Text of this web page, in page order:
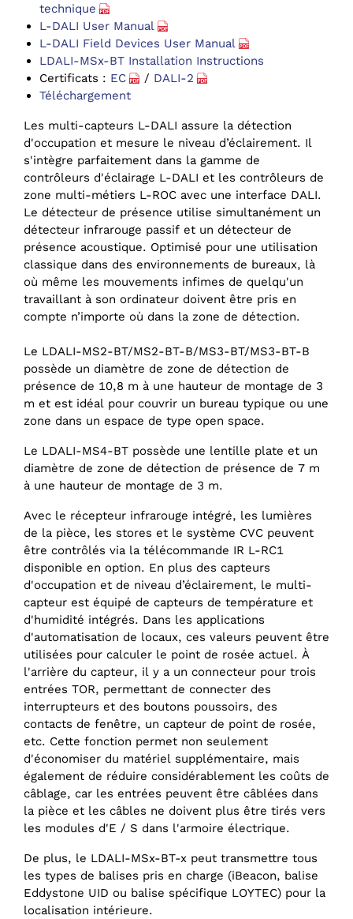
technique
L-DALI User Manual
L-DALI Field Devices User Manual
LDALI-MSx-BT Installation Instructions
Certificats : EC / DALI-2
Téléchargement
Les multi-capteurs L-DALI assure la détection
d'occupation et mesure le niveau d’éclairement. Il
s'intègre parfaitement dans la gamme de
contrôleurs d'éclairage L-DALI et les contrôleurs de
zone multi-métiers L-ROC avec une interface DALI.
Le détecteur de présence utilise simultanément un
détecteur infrarouge passif et un détecteur de
présence acoustique. Optimisé pour une utilisation
classique dans des environnements de bureaux, là
où même les mouvements infimes de quelqu'un
travaillant à son ordinateur doivent être pris en
compte n’importe où dans la zone de détection.
Le LDALI-MS2-BT/MS2-BT-B/MS3-BT/MS3-BT-B
possède un diamètre de zone de détection de
présence de 10,8 m à une hauteur de montage de 3
m et est idéal pour couvrir un bureau typique ou une
zone dans un espace de type open space.
Le LDALI-MS4-BT possède une lentille plate et un
diamètre de zone de détection de présence de 7 m
à une hauteur de montage de 3 m.
Avec le récepteur infrarouge intégré, les lumières
de la pièce, les stores et le système CVC peuvent
être contrôlés via la télécommande IR L-RC1
disponible en option. En plus des capteurs
d'occupation et de niveau d’éclairement, le multi-
capteur est équipé de capteurs de température et
d'humidité intégrés. Dans les applications
d'automatisation de locaux, ces valeurs peuvent être
utilisées pour calculer le point de rosée actuel. À
l'arrière du capteur, il y a un connecteur pour trois
entrées TOR, permettant de connecter des
interrupteurs et des boutons poussoirs, des
contacts de fenêtre, un capteur de point de rosée,
etc. Cette fonction permet non seulement
d'économiser du matériel supplémentaire, mais
également de réduire considérablement les coûts de
câblage, car les entrées peuvent être câblées dans
la pièce et les câbles ne doivent plus être tirés vers
les modules d'E / S dans l'armoire électrique.
De plus, le LDALI-MSx-BT-x peut transmettre tous
les types de balises pris en charge (iBeacon, balise
Eddystone UID ou balise spécifique LOYTEC) pour la
localisation intérieure.